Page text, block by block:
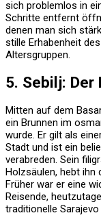
sich problemlos in
Schritte entfernt
denen man sich
stille Erhabenheit
Altersgruppen.
5. Sebilj: Der
Mitten auf dem
ein Brunnen im
wurde. Er gilt als
Stadt und ist ein
verabreden. Sein
Holzsäulen, hebt ihn
Früher war er eine
Reisende,
traditionelle Sarajevo